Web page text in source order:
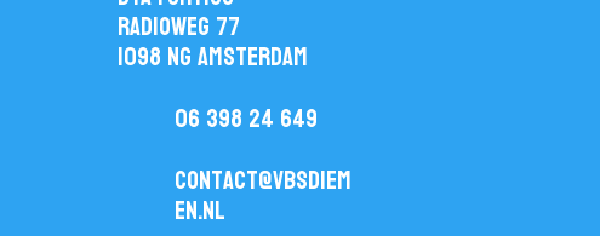
Radioweg 77
1098 NG Amsterdam
06 398 24 649
contact@vbsdiem
en.nl